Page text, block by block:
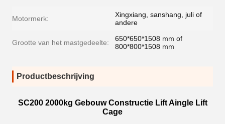
Motormerk:
Xingxiang, sanshang, juli of
andere
Grootte van het mastgedeelte:
650*650*1508 mm of
800*800*1508 mm
Productbeschrijving
SC200 2000kg Gebouw Constructie Lift Aingle Lift
Cage